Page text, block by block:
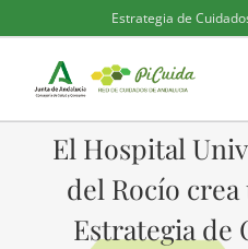
al
contenido
Estrategia de
El Hospital
del Rocío
Estrategia de